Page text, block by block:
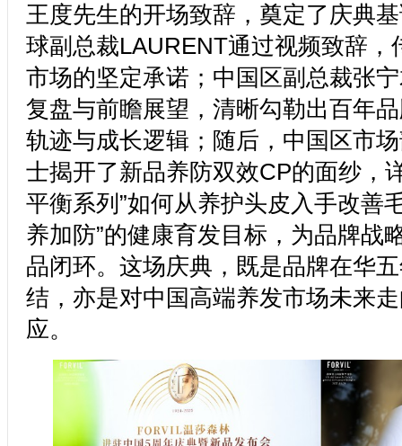
王度先生的开场致辞，奠定了庆典
球副总裁LAURENT通过视频致辞，
市场的坚定承诺；中国区副总裁张
复盘与前瞻展望，清晰勾勒出百年
轨迹与成长逻辑；随后，中国区市
士揭开了新品养防双效CP的面纱，
平衡系列”如何从养护头皮入手改善
养加防”的健康育发目标，为品牌战
品闭环。这场庆典，既是品牌在华
结，亦是对中国高端养发市场未来
应。